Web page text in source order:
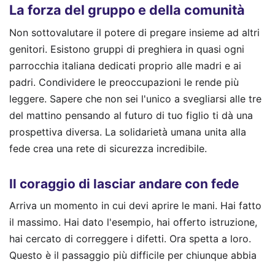
La forza del gruppo e della comunità
Non sottovalutare il potere di pregare insieme ad altri
genitori. Esistono gruppi di preghiera in quasi ogni
parrocchia italiana dedicati proprio alle madri e ai
padri. Condividere le preoccupazioni le rende più
leggere. Sapere che non sei l'unico a svegliarsi alle tre
del mattino pensando al futuro di tuo figlio ti dà una
prospettiva diversa. La solidarietà umana unita alla
fede crea una rete di sicurezza incredibile.
Il coraggio di lasciar andare con fede
Arriva un momento in cui devi aprire le mani. Hai fatto
il massimo. Hai dato l'esempio, hai offerto istruzione,
hai cercato di correggere i difetti. Ora spetta a loro.
Questo è il passaggio più difficile per chiunque abbia